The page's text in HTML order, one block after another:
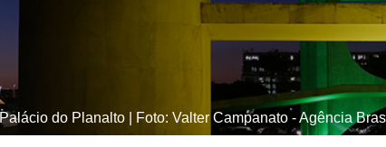
Palácio do Planalto | Foto: Valter Campanato - Agência